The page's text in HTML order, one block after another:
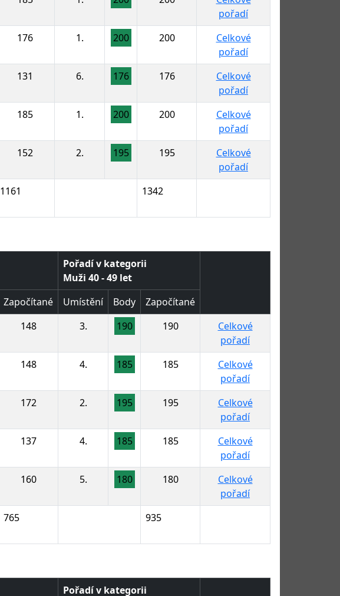
pořadí
176 1. 200 200
Celkové
pořadí
131 6. 176 176
Celkové
pořadí
185 1. 200 200
Celkové
pořadí
152 2. 195 195
Celkové
pořadí
1161 1342
Pořadí v kategorii
Muži 40 - 49 let
Započítané Umístění Body
Započítané
148 3. 190 190
Celkové
pořadí
148 4. 185 185
Celkové
pořadí
172 2. 195 195
Celkové
pořadí
137 4. 185 185
Celkové
pořadí
160 5. 180 180
Celkové
pořadí
765 935
Pořadí v kategorii